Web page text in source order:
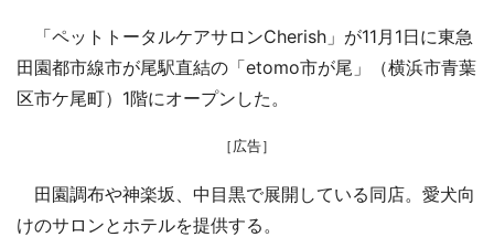
「ペットトータルケアサロンCherish」が11月1日に東急
田園都市線市が尾駅直結の「etomo市が尾」（横浜市青葉
区市ケ尾町）1階にオープンした。
［広告］
田園調布や神楽坂、中目黒で展開している同店。愛犬向
けのサロンとホテルを提供する。